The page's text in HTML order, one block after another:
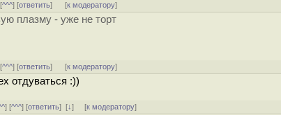
^^^] [ответить] [к модератору]
плазму - уже не торт
^^^] [ответить] [к модератору]
отдуваться :))
] [^^^] [ответить][↓] [к модератору]